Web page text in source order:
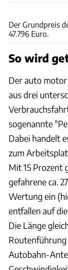
Der Grundpreis
47.796 Euro.
So wird
Der auto
aus drei
sogenannte
Dabei handelt
zum
Mit 15 Prozent
gefahrene ca.
Wertung ein
entfallen auf
Die Länge
Autobahn-